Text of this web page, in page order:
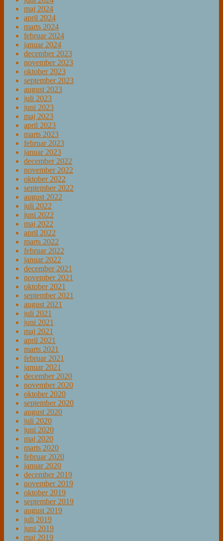
maj 2024
april 2024
marts 2024
februar 2024
januar 2024
december 2023
november 2023
oktober 2023
september 2023
august 2023
juli 2023
juni 2023
maj 2023
april 2023
marts 2023
februar 2023
januar 2023
december 2022
november 2022
oktober 2022
september 2022
august 2022
juli 2022
juni 2022
maj 2022
april 2022
marts 2022
februar 2022
januar 2022
december 2021
november 2021
oktober 2021
september 2021
august 2021
juli 2021
juni 2021
maj 2021
april 2021
marts 2021
februar 2021
januar 2021
december 2020
november 2020
oktober 2020
september 2020
august 2020
juli 2020
juni 2020
maj 2020
marts 2020
februar 2020
januar 2020
december 2019
november 2019
oktober 2019
september 2019
august 2019
juli 2019
juni 2019
maj 2019